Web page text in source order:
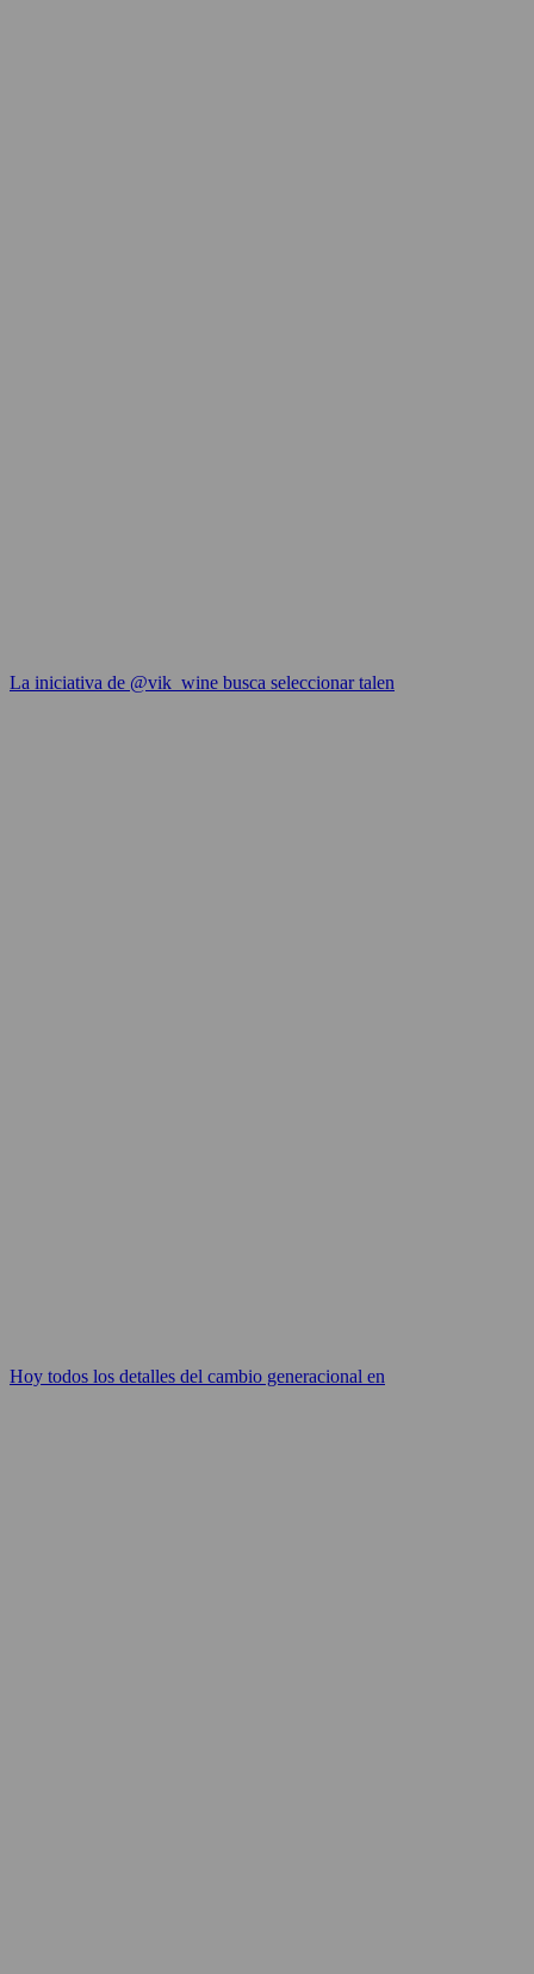
La iniciativa de @vik_wine busca seleccionar talen
Hoy todos los detalles del cambio generacional en